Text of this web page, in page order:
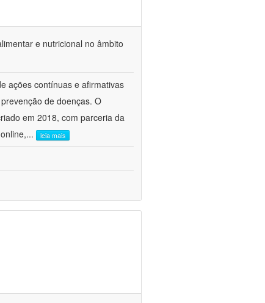
e nutricional no âmbito
ações contínuas e afirmativas
de doenças. O
em 2018, com parceria da
... leia mais